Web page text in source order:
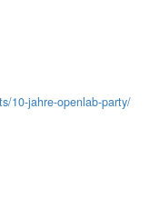
10-jahre-openlab-party/